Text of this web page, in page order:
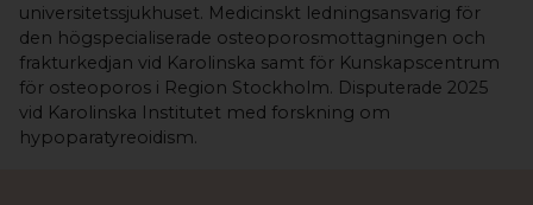
universitetssjukhuset. Medicinskt ledningsansvarig för
den högspecialiserade osteoporosmottagningen och
frakturkedjan vid Karolinska samt för Kunskapscentrum
för osteoporos i Region Stockholm. Disputerade 2025
vid Karolinska Institutet med forskning om
hypoparatyreoidism.